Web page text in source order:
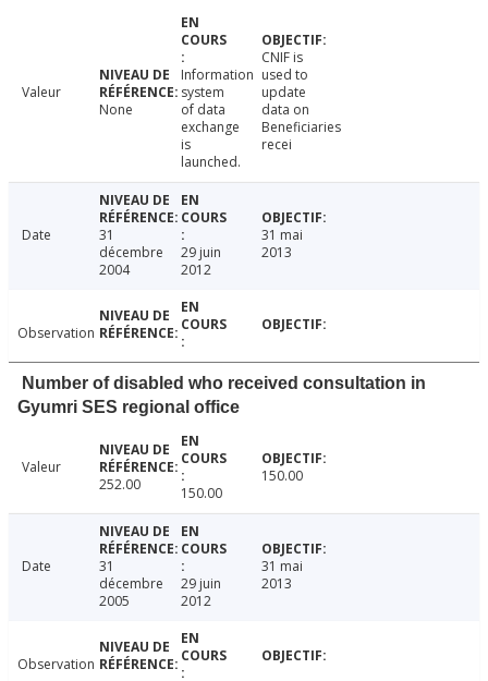
Valeur
None
Information
system
of data
exchange
is
launched.
CNIF is
used to
update
data on
Beneficiaries
recei
Date
31
décembre
2004
29 juin
2012
31 mai
2013
Observation
Number of disabled who received consultation in
Gyumri SES regional office
Valeur
252.00
150.00
150.00
Date
31
décembre
2005
29 juin
2012
31 mai
2013
Observation